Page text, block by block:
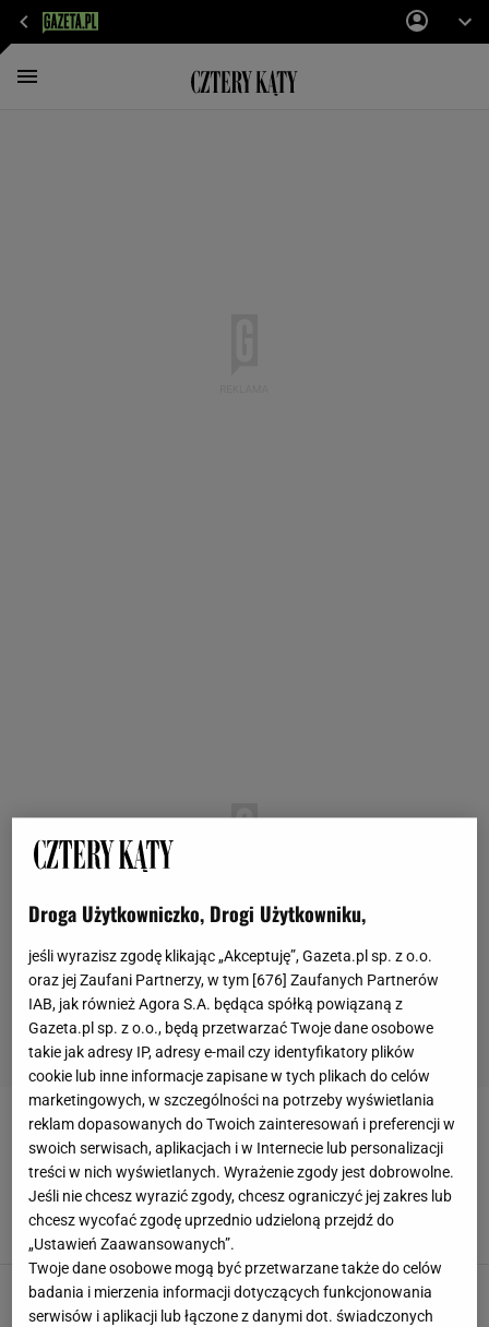
EUSTOMY
Kwiat eustoma - uprawa i pielęgnacja w
doniczce, ogrodzie i wazonie
EUSTOMY KWIATY KWIATY DONICZKOWE OGRÓD
Droga Użytkowniczko, Drogi Użytkowniku,
jeśli wyrazisz zgodę klikając „Akceptuję”, Gazeta.pl sp. z o.o.
oraz jej Zaufani Partnerzy, w tym [676] Zaufanych Partnerów
IAB, jak również Agora S.A. będąca spółką powiązaną z
Gazeta.pl sp. z o.o., będą przetwarzać Twoje dane osobowe
takie jak adresy IP, adresy e-mail czy identyfikatory plików
cookie lub inne informacje zapisane w tych plikach do celów
marketingowych, w szczególności na potrzeby wyświetlania
reklam dopasowanych do Twoich zainteresowań i preferencji w
swoich serwisach, aplikacjach i w Internecie lub personalizacji
treści w nich wyświetlanych. Wyrażenie zgody jest dobrowolne.
Jeśli nie chcesz wyrazić zgody, chcesz ograniczyć jej zakres lub
chcesz wycofać zgodę uprzednio udzieloną przejdź do
„Ustawień Zaawansowanych”.
Twoje dane osobowe mogą być przetwarzane także do celów
badania i mierzenia informacji dotyczących funkcjonowania
serwisów i aplikacji lub łączone z danymi dot. świadczonych